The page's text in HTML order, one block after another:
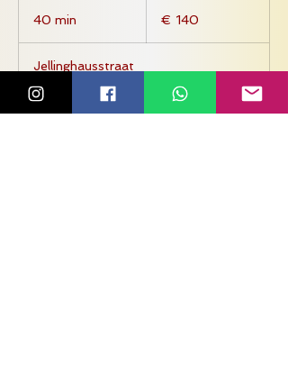
40 min
i
€ 140
Jellinghausstraat